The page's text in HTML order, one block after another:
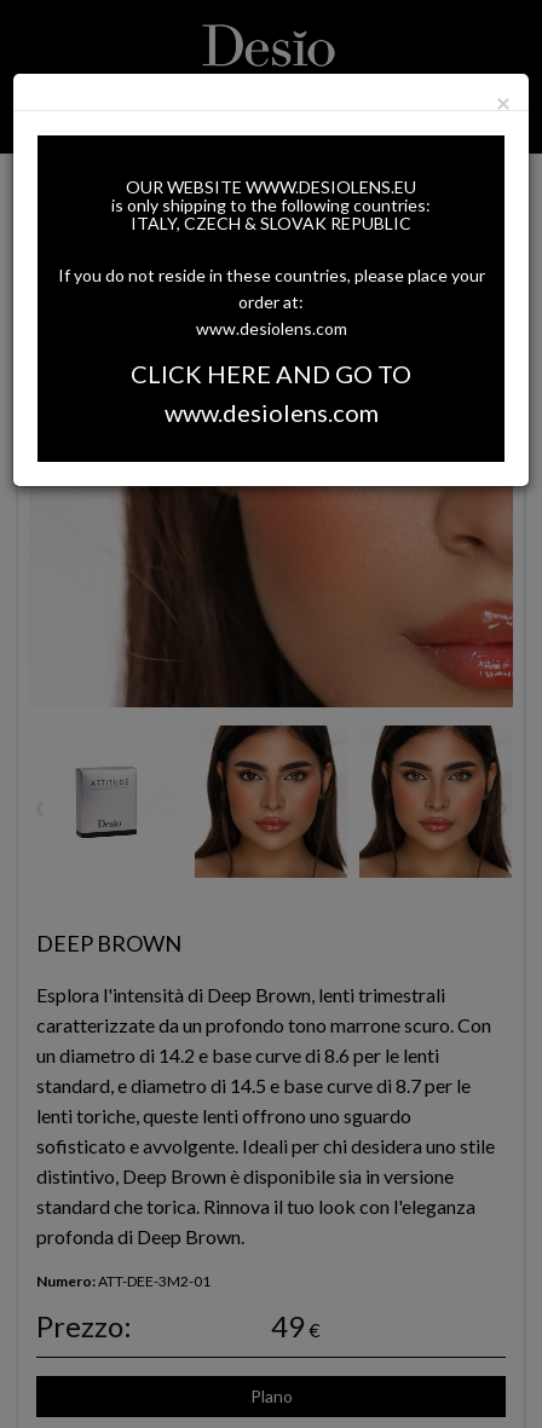
0
›
DEEP BROWN
Esplora l'intensità di Deep Brown, lenti trimestrali
caratterizzate da un profondo tono marrone scuro. Con
un diametro di 14.2 e base curve di 8.6 per le lenti
standard, e diametro di 14.5 e base curve di 8.7 per le
lenti toriche, queste lenti offrono uno sguardo
sofisticato e avvolgente. Ideali per chi desidera uno stile
distintivo, Deep Brown è disponibile sia in versione
standard che torica. Rinnova il tuo look con l'eleganza
profonda di Deep Brown.
Numero:ATT-DEE-3M2-01
Prezzo: 49 €
Plano
×
OUR WEBSITE WWW.DESIOLENS.EU
is only shipping to the following countries:
ITALY, CZECH & SLOVAK REPUBLIC
If you do not reside in these countries, please place your
order at:
www.desiolens.com
CLICK HERE AND GO TO
www.desiolens.com